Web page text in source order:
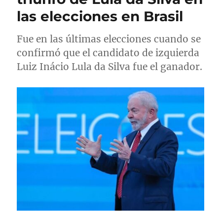
o
a
s
las elecciones en Brasil
Fue en las últimas elecciones cuando se
confirmó que el candidato de izquierda
Luiz Inácio Lula da Silva fue el ganador.